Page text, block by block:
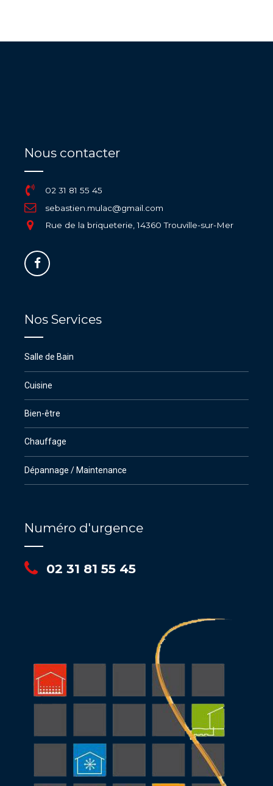
Nous contacter
02 31 81 55 45
sebastien.mulac@gmail.com
Rue de la briqueterie, 14360 Trouville-sur-Mer
Nos Services
Salle de Bain
Cuisine
Bien-être
Chauffage
Dépannage / Maintenance
Numéro d'urgence
02 31 81 55 45